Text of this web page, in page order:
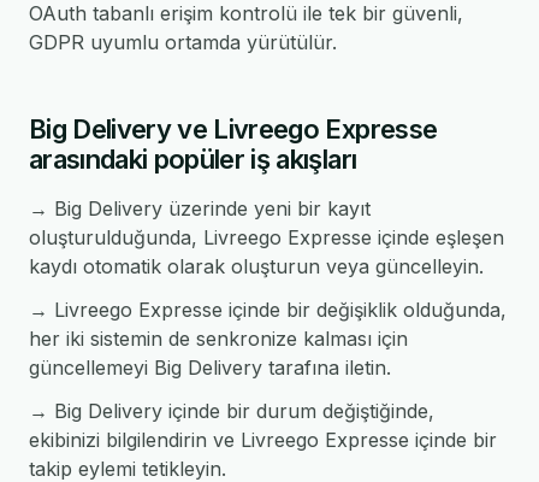
OAuth tabanlı erişim kontrolü ile tek bir güvenli,
GDPR uyumlu ortamda yürütülür.
Big Delivery ve Livreego Expresse
arasındaki popüler iş akışları
→ Big Delivery üzerinde yeni bir kayıt
oluşturulduğunda, Livreego Expresse içinde eşleşen
kaydı otomatik olarak oluşturun veya güncelleyin.
→ Livreego Expresse içinde bir değişiklik olduğunda,
her iki sistemin de senkronize kalması için
güncellemeyi Big Delivery tarafına iletin.
→ Big Delivery içinde bir durum değiştiğinde,
ekibinizi bilgilendirin ve Livreego Expresse içinde bir
takip eylemi tetikleyin.